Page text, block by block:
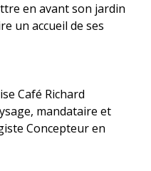
en avant son jardin
un accueil de ses
Café Richard
mandataire et
Concepteur en